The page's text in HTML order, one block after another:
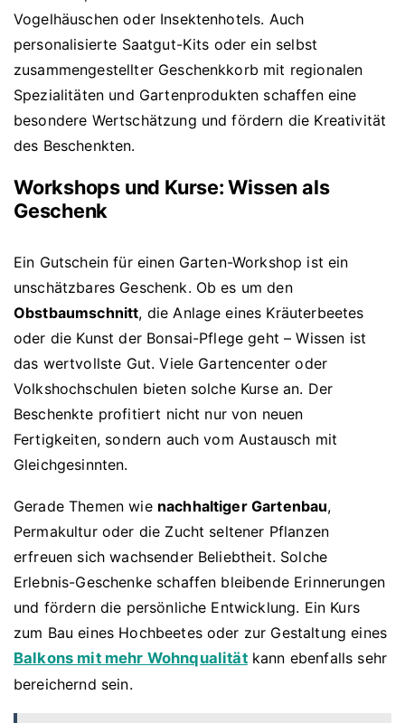
Vogelhäuschen oder Insektenhotels. Auch
personalisierte Saatgut-Kits oder ein selbst
zusammengestellter Geschenkkorb mit regionalen
Spezialitäten und Gartenprodukten schaffen eine
besondere Wertschätzung und fördern die Kreativität
des Beschenkten.
Workshops und Kurse: Wissen als
Geschenk
Ein Gutschein für einen Garten-Workshop ist ein
unschätzbares Geschenk. Ob es um den
Obstbaumschnitt, die Anlage eines Kräuterbeetes
oder die Kunst der Bonsai-Pflege geht – Wissen ist
das wertvollste Gut. Viele Gartencenter oder
Volkshochschulen bieten solche Kurse an. Der
Beschenkte profitiert nicht nur von neuen
Fertigkeiten, sondern auch vom Austausch mit
Gleichgesinnten.
Gerade Themen wie nachhaltiger Gartenbau,
Permakultur oder die Zucht seltener Pflanzen
erfreuen sich wachsender Beliebtheit. Solche
Erlebnis-Geschenke schaffen bleibende Erinnerungen
und fördern die persönliche Entwicklung. Ein Kurs
zum Bau eines Hochbeetes oder zur Gestaltung eines
Balkons mit mehr Wohnqualitätkann ebenfalls sehr
bereichernd sein.